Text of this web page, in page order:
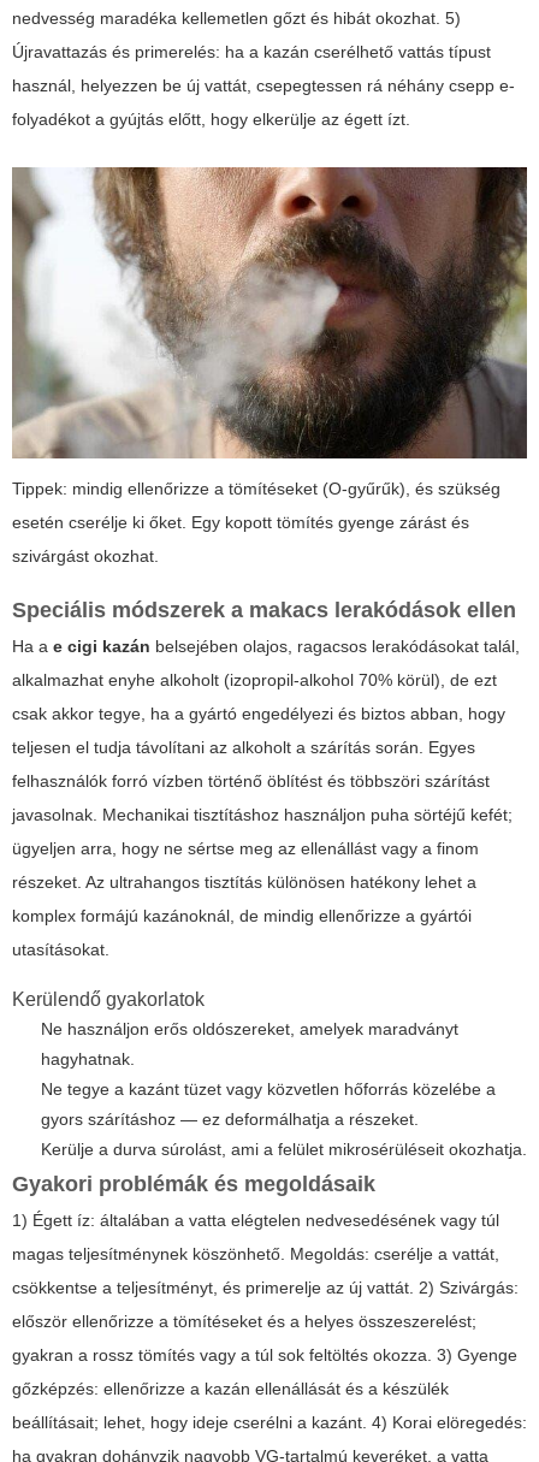
nedvesség maradéka kellemetlen gőzt és hibát okozhat. 5)
Újravattazás és primerelés: ha a kazán cserélhető vattás típust
használ, helyezzen be új vattát, csepegtessen rá néhány csepp e-
folyadékot a gyújtás előtt, hogy elkerülje az égett ízt.
Tippek: mindig ellenőrizze a tömítéseket (O-gyűrűk), és szükség
esetén cserélje ki őket. Egy kopott tömítés gyenge zárást és
szivárgást okozhat.
Speciális módszerek a makacs lerakódások ellen
Ha a e cigi kazán belsejében olajos, ragacsos lerakódásokat talál,
alkalmazhat enyhe alkoholt (izopropil-alkohol 70% körül), de ezt
csak akkor tegye, ha a gyártó engedélyezi és biztos abban, hogy
teljesen el tudja távolítani az alkoholt a szárítás során. Egyes
felhasználók forró vízben történő öblítést és többszöri szárítást
javasolnak. Mechanikai tisztításhoz használjon puha sörtéjű kefét;
ügyeljen arra, hogy ne sértse meg az ellenállást vagy a finom
részeket. Az ultrahangos tisztítás különösen hatékony lehet a
komplex formájú kazánoknál, de mindig ellenőrizze a gyártói
utasításokat.
Kerülendő gyakorlatok
Ne használjon erős oldószereket, amelyek maradványt
hagyhatnak.
Ne tegye a kazánt tüzet vagy közvetlen hőforrás közelébe a
gyors szárításhoz — ez deformálhatja a részeket.
Kerülje a durva súrolást, ami a felület mikrosérüléseit okozhatja.
Gyakori problémák és megoldásaik
1) Égett íz: általában a vatta elégtelen nedvesedésének vagy túl
magas teljesítménynek köszönhető. Megoldás: cserélje a vattát,
csökkentse a teljesítményt, és primerelje az új vattát. 2) Szivárgás:
először ellenőrizze a tömítéseket és a helyes összeszerelést;
gyakran a rossz tömítés vagy a túl sok feltöltés okozza. 3) Gyenge
gőzképzés: ellenőrizze a kazán ellenállását és a készülék
beállításait; lehet, hogy ideje cserélni a kazánt. 4) Korai elöregedés:
ha gyakran dohányzik nagyobb VG-tartalmú keveréket, a vatta